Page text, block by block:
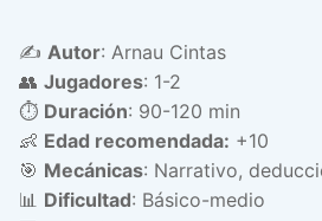
✍️ Autor: Arnau Cintas
👥 Jugadores: 1-2
⏱️ Duración: 90-120 min
👶 Edad recomendada: +10
🎯 Mecánicas: Narrativo,
📊 Dificultad: Básico-medio